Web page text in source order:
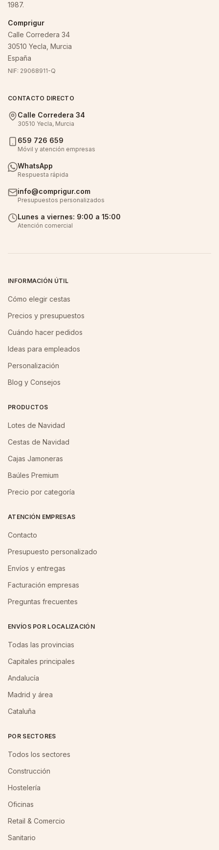
1987.
Comprigur
Calle Corredera 34
30510 Yecla, Murcia
España
NIF: 29068911-Q
CONTACTO DIRECTO
Calle Corredera 34
30510 Yecla, Murcia
659 726 659
Móvil y atención empresas
WhatsApp
Respuesta rápida
info@comprigur.com
Presupuestos personalizados
Lunes a viernes: 9:00 a 15:00
Atención comercial
INFORMACIÓN ÚTIL
Cómo elegir cestas
Precios y presupuestos
Cuándo hacer pedidos
Ideas para empleados
Personalización
Blog y Consejos
PRODUCTOS
Lotes de Navidad
Cestas de Navidad
Cajas Jamoneras
Baúles Premium
Precio por categoría
ATENCIÓN EMPRESAS
Contacto
Presupuesto personalizado
Envíos y entregas
Facturación empresas
Preguntas frecuentes
ENVÍOS POR LOCALIZACIÓN
Todas las provincias
Capitales principales
Andalucía
Madrid y área
Cataluña
POR SECTORES
Todos los sectores
Construcción
Hostelería
Oficinas
Retail & Comercio
Sanitario